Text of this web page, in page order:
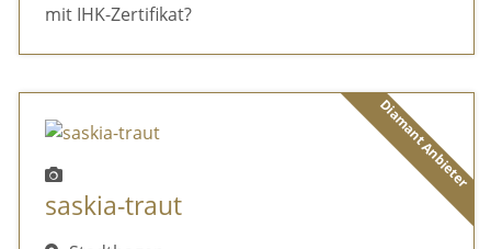
mit IHK-Zertifikat?
Diamant Anbieter
saskia-traut